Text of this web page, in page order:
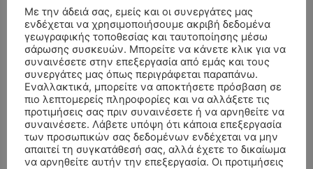
ΣΥΛΛΥΠΗΤΗΡΙΑ ΜΗΝΥΜΑΤΑ
ΠΑΝΑΓΙΩΤΗΣ IΩΑΚΕΙΜΙΔΗΣεπίΚΗΔΕΙΑ – ΔΕΥΤΕΡΑ 3/8/2026 –
ΣΠΥΡΙΔΟΥΛΑ Γ. ΣΕΪΤΑΝΙΔΟΥ ΕΤΩΝ 91
Με την άδειά σας, εμείς και οι συνεργάτες μας
ενδέχεται να χρησιμοποιήσουμε ακριβή δεδομένα
γεωγραφικής τοποθεσίας και ταυτοποίησης μέσω
σάρωσης συσκευών. Μπορείτε να κάνετε κλικ για να
συναινέσετε στην επεξεργασία από εμάς και τους
συνεργάτες μας όπως περιγράφεται παραπάνω.
Εναλλακτικά, μπορείτε να αποκτήσετε πρόσβαση σε
πιο λεπτομερείς πληροφορίες και να αλλάξετε τις
προτιμήσεις σας πριν συναινέσετε ή να αρνηθείτε να
συναινέσετε. Λάβετε υπόψη ότι κάποια επεξεργασία
των προσωπικών σας δεδομένων ενδέχεται να μην
απαιτεί τη συγκατάθεσή σας, αλλά έχετε το δικαίωμα
να αρνηθείτε αυτήν την επεξεργασία. Οι προτιμήσεις